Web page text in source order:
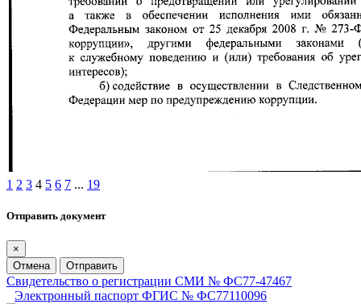
1 2 3 4 5 6 7 ... 19
Отправить документ
×
Отмена
Отправить
Свидетельство о регистрации СМИ № ФС77-47467
Электронный паспорт ФГИС № ФС77110096